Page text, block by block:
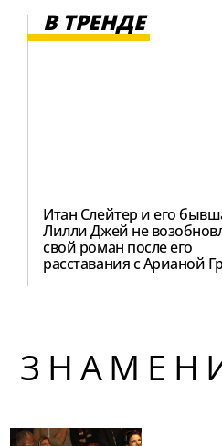
В ТРЕНДЕ
Итан Слейтер и его
Лилли Джей не
свой роман после его
расставания с Арианой